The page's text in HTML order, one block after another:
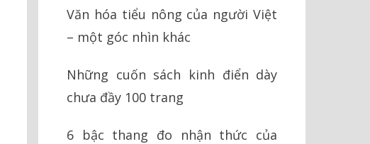
Văn hóa tiểu nông của người Việt
– một góc nhìn khác
Những cuốn sách kinh điển dày
chưa đầy 100 trang
6 bậc thang đo nhận thức của